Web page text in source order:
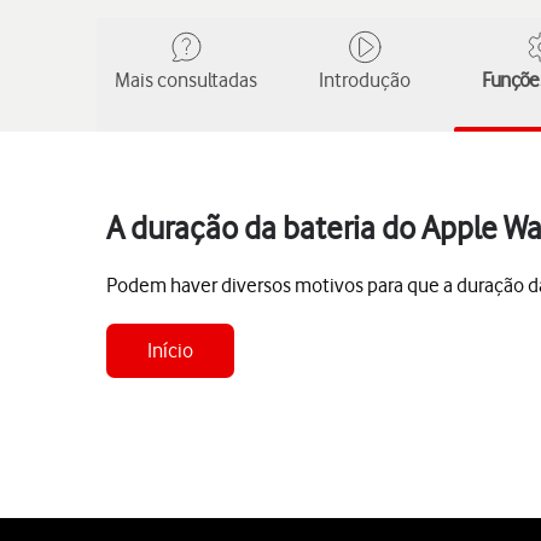
Mais consultadas Introdução
A duração da bateria do Apple
Podem haver diversos motivos para que a duração
Início